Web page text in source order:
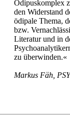
Ödipuskomplex
den Widerstand
ödipale Thema,
bzw.
Literatur und in
zu überwinden.«
Markus Fäh,